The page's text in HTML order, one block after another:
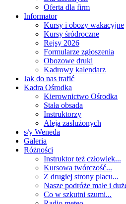
Oferta dla firm
Informator
Kursy i obozy wakacyjne
Kursy śródroczne
Rejsy 2026
Formularze zgłoszenia
Obozowe druki
Kadrowy kalendarz
Jak do nas trafić
Kadra Ośrodka
Kierownictwo Ośrodka
Stała obsada
Instruktorzy
Aleja zasłużonych
s/y Weneda
Galeria
Różności
Instruktor też człowiek...
Kursowa twórczość...
Z drugiej strony placu...
Nasze podróże małe i
Co w szkutni szumi...